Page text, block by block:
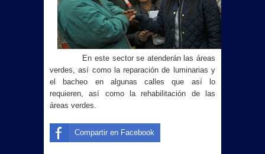
En este sector se atenderán las áreas
verdes, así como la reparación de luminarias y
el bacheo en algunas calles que así lo
requieren, así como la rehabilitación de las
áreas verdes.
Compartir en Facebook